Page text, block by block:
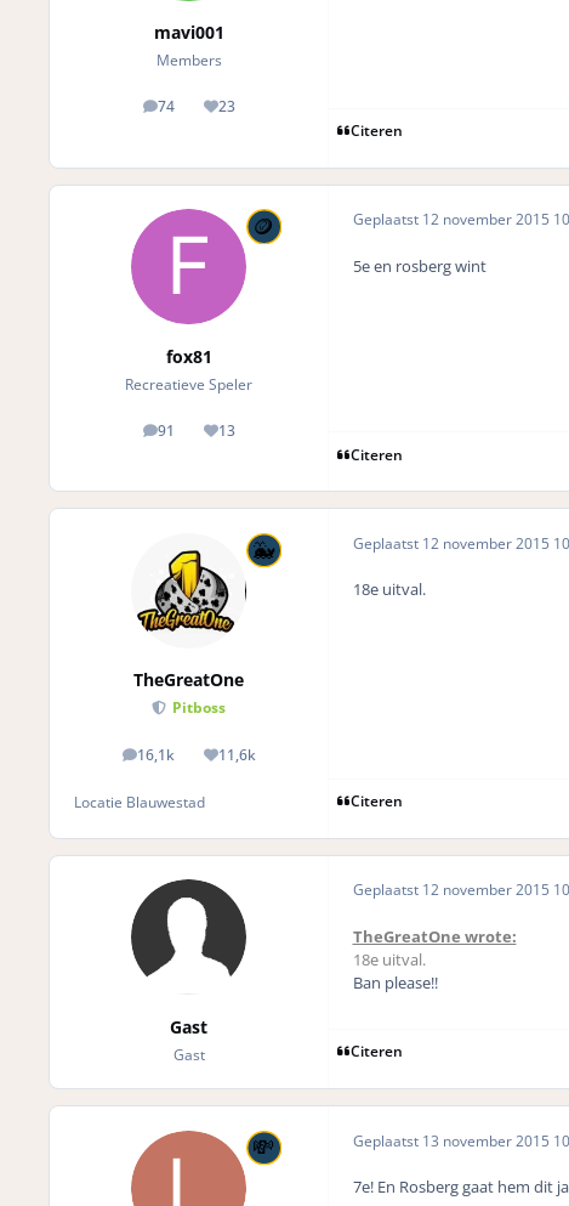
mavi001
Members
74
posts 23
Reputation
Citeren
fox81
Recreatieve Speler
91
posts 13
Reputation
Geplaatst 12 november 2015
5e en rosberg wint
Citeren
TheGreatOne
Pitboss
16,1k
posts 11,6k
Reputation
Locatie Blauwestad
Geplaatst 12 november 2015
18e uitval.
Citeren
Gast
Gast
Geplaatst 12 november 2015
TheGreatOne wrote:
18e uitval.
Ban please!!
Citeren
Geplaatst 13 november 2015
7e! En Rosberg gaat hem dit